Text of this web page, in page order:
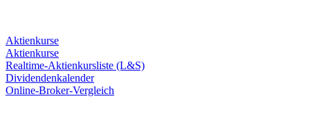
Aktienkurse
Aktienkurse
Realtime-Aktienkursliste (L&S)
Dividendenkalender
Online-Broker-Vergleich